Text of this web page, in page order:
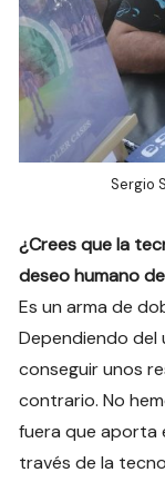
Sergio
¿Crees que la
deseo humano
Es un arma de
Dependiendo del
conseguir unos
contrario. No
fuera que aporta
través de la